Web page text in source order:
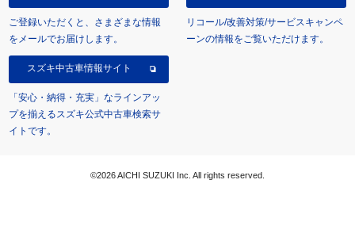
ご登録いただくと、さまざまな情報
をメールでお届けします。
リコール/改善対策/サービスキャンペ
ーンの情報をご覧いただけます。
スズキ中古車情報サイト
「安心・納得・充実」なラインアッ
プを揃えるスズキ公式中古車検索サ
イトです。
©2026 AICHI SUZUKI Inc. All rights reserved.